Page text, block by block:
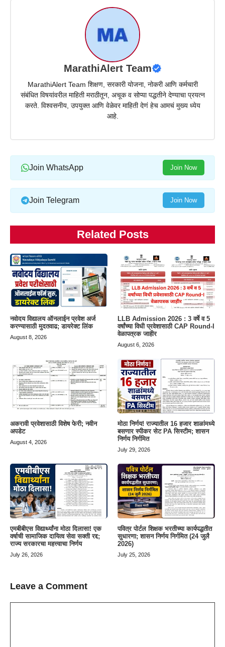
MarathiAlert Team
MarathiAlert Team शिक्षण, सरकारी योजना, नोकरी आणि कर्मचारी
संबंधित विषयांवरील माहिती मराठीतून, अचूक व सोप्या पद्धतीने देण्याचा प्रयत्न
करते. विश्वसनीय, उपयुक्त आणि वेळेवर माहिती देणं हेच आमचं मुख्य ध्येय
आहे.
Join WhatsApp Join Now
Join Telegram Join Now
Related Posts
नवोदय विद्यालय ऑनलाईन प्रवेश अर्ज
करण्यासाठी मुदतवाढ; डायरेक्ट लिंक
August 8, 2026
LLB Admission 2026 : 3 वर्षे व 5
वर्षांच्या विधी प्रवेशासाठी CAP Round-I
वेळापत्रक जाहीर
August 6, 2026
अकरावी प्रवेशासाठी विशेष फेरी; नवीन
अपडेट
August 4, 2026
मोठा निर्णय! राज्यातील 16 हजार शाळांमध्ये
बसणार स्पीकर सेट PA सिस्टीम; शासन
निर्णय निर्गमित
July 29, 2026
एमबीबीएस विद्यार्थ्यांना मोठा दिलासा! एक
वर्षाची सामाजिक दायित्व सेवा सक्ती रद्द;
राज्य सरकारचा महत्त्वाचा निर्णय
July 26, 2026
पवित्र पोर्टल शिक्षक भरतीच्या कार्यपद्धतीत
सुधारणा; शासन निर्णय निर्गमित (24 जुलै
2026)
July 25, 2026
Leave a Comment